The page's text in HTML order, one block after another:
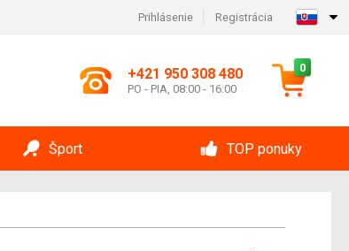
Prihlásenie Registrácia
+421 950 308 480
PO - PIA, 08:00 - 16:00
0
Šport TOP ponuky